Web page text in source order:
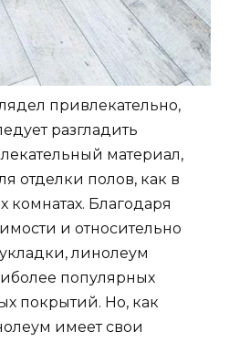
привлекательно,
разгладить
материал,
отделки полов, как в
Благодаря
и относительно
линолеум
популярных
покрытий. Но, как
имеет свои